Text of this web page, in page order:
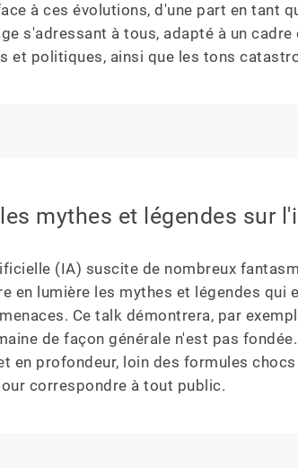
à ces évolutions, d'une part en tant
s'adressant à tous, adapté à un
et politiques, ainsi que les tons
mythes et légendes sur
(IA) suscite de nombreux
en lumière les mythes et légendes
Ce talk démontrera, par
de façon générale n'est pas
en profondeur, loin des formules
correspondre à tout public.